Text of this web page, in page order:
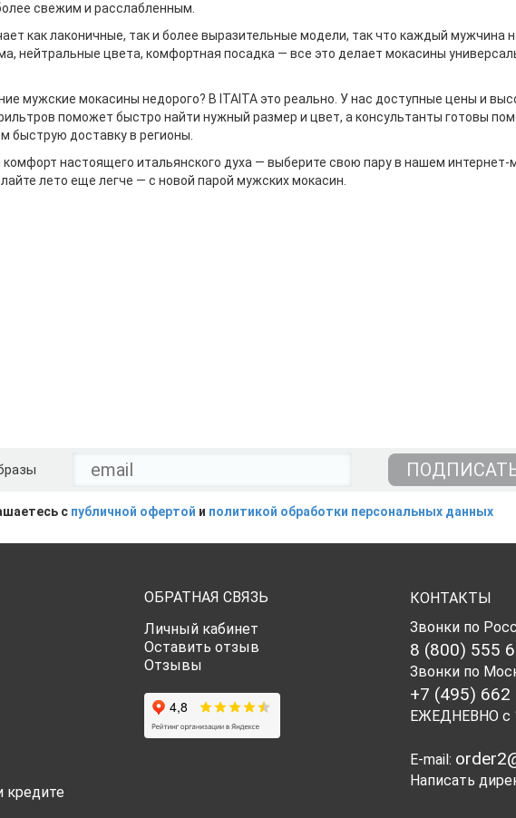
свежим и расслабленным.
как лаконичные, так и более выразительные модели, так что каждый мужчина
нейтральные цвета, комфортная посадка — все это делает мокасины
мужские мокасины недорого? В ITAITA это реально. У нас доступные цены и
поможет быстро найти нужный размер и цвет, а консультанты готовы
быструю доставку в регионы.
настоящего итальянского духа — выберите свою пару в нашем интернет-
лето еще легче — с новой парой мужских мокасин.
с публичной офертой и политикой обработки персональных данных
кредите
ОБРАТНАЯ СВЯЗЬ
Личный кабинет
Оставить отзыв
Отзывы
КОНТАКТЫ
Звонки по
8 (800) 555
Звонки по
+7 (495) 662
ЕЖЕДНЕВНО с
E-mail:
Написать